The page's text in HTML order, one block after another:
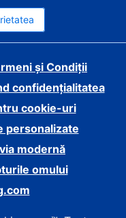
și Condiții
confidențialitatea
cookie-uri
personalizate
modernă
omului